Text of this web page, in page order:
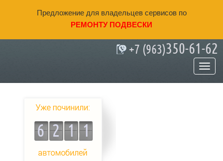
Предложение для владельцев сервисов по
РЕМОНТУ ПОДВЕСКИ
+7 (963)350-61-62
6211
Качественный ремонт подвески в
Ростове-на-Дону